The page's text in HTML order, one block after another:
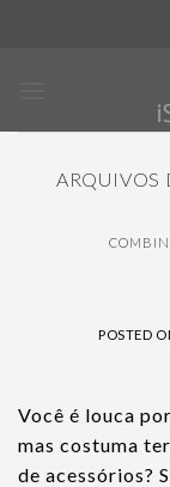
ARQUIVOS
POSTED
Você é louca
mas costuma
de acessórios?